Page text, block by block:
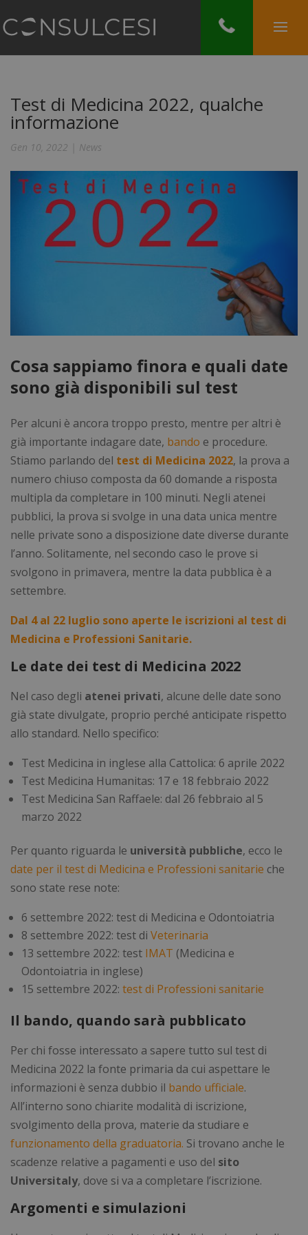
Test di Medicina 2022, qualche
informazione
Gen 10, 2022 News
Cosa sappiamo finora e quali date
sono già disponibili sul test
Per alcuni è ancora troppo presto, mentre per altri è
già importante indagare date, bando e procedure.
Stiamo parlando del test di Medicina 2022, la prova a
numero chiuso composta da 60 domande a risposta
multipla da completare in 100 minuti. Negli atenei
pubblici, la prova si svolge in una data unica mentre
nelle private sono a disposizione date diverse durante
l’anno. Solitamente, nel secondo caso le prove si
svolgono in primavera, mentre la data pubblica è a
settembre.
Dal 4 al 22 luglio sono aperte le iscrizioni al test di
Medicina e Professioni Sanitarie.
Le date dei test di Medicina 2022
Nel caso degli atenei privati, alcune delle date sono
già state divulgate, proprio perché anticipate rispetto
allo standard. Nello specifico:
Test Medicina in inglese alla Cattolica: 6 aprile 2022
Test Medicina Humanitas: 17 e 18 febbraio 2022
Test Medicina San Raffaele: dal 26 febbraio al 5
marzo 2022
Per quanto riguarda le università pubbliche, ecco le
date per il test di Medicina e Professioni sanitarie che
sono state rese note:
6 settembre 2022: test di Medicina e Odontoiatria
8 settembre 2022: test di Veterinaria
13 settembre 2022: test IMAT (Medicina e
Odontoiatria in inglese)
15 settembre 2022: test di Professioni sanitarie
Il bando, quando sarà pubblicato
Per chi fosse interessato a sapere tutto sul test di
Medicina 2022 la fonte primaria da cui aspettare le
informazioni è senza dubbio il bando ufficiale.
All’interno sono chiarite modalità di iscrizione,
svolgimento della prova, materie da studiare e
funzionamento della graduatoria. Si trovano anche le
scadenze relative a pagamenti e uso del sito
Universitaly, dove si va a completare l’iscrizione.
Argomenti e simulazioni